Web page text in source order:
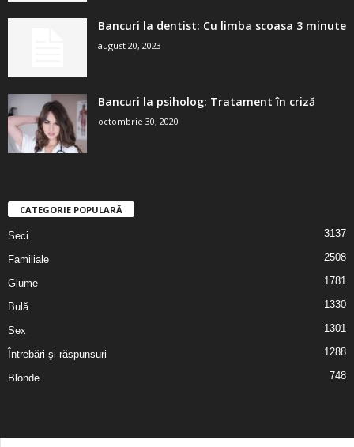
Bancuri la dentist: Cu limba scoasa 3 minute
august 20, 2023
Bancuri la psiholog: Tratament în criză
octombrie 30, 2020
CATEGORIE POPULARĂ
Seci 3137
Familiale 2508
Glume 1781
Bulă 1330
Sex 1301
Întrebări şi răspunsuri 1288
Blonde 748